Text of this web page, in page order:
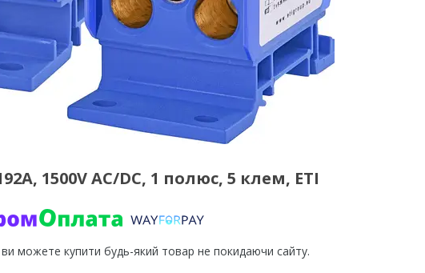
1500V AC/DC, 1 полюс, 5 клем, ETI
ви можете купити будь-який товар не покидаючи сайту.